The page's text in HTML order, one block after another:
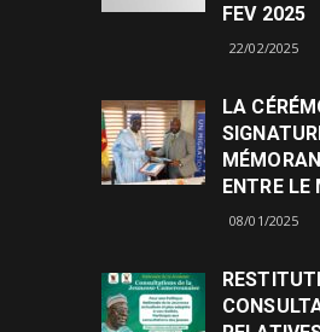
FEV 2025
22/02/2025
LA
ENTRE LE
08/01/2025